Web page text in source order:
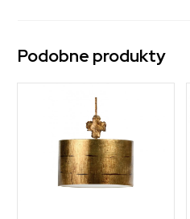
Podobne produkty